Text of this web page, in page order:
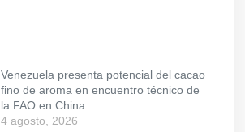
Venezuela presenta potencial del cacao
fino de aroma en encuentro técnico de
la FAO en China
4 agosto, 2026